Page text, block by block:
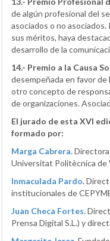
de algún profesional del
asociados o no
sus méritos, haya
desarrollo de la
14.- Premio a la Causa
desempeñada en favor de
otro concepto de
de organizaciones.
El jurado de esta XVI
formado por:
Marga Cabrera.Directora
Universitat Politècnica de
Inmaculada Pardo.
institucionales de
Juan Checa Fortes.
Prensa Digital S.L.) y